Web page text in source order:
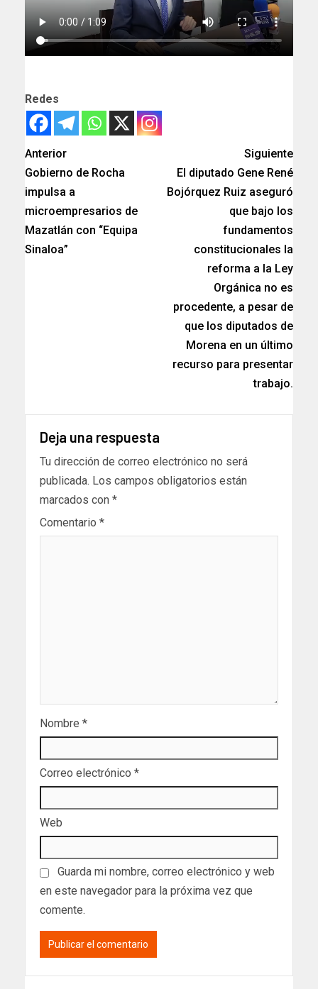
Redes
Anterior
Gobierno de Rocha
impulsa a
microempresarios de
Mazatlán con “Equipa
Sinaloa”
Siguiente
El diputado Gene René
Bojórquez Ruiz aseguró
que bajo los
fundamentos
constitucionales la
reforma a la Ley
Orgánica no es
procedente, a pesar de
que los diputados de
Morena en un último
recurso para presentar
trabajo.
Deja una respuesta
Tu dirección de correo electrónico no será
publicada. Los campos obligatorios están
marcados con *
Comentario *
Nombre *
Correo electrónico *
Web
Guarda mi nombre, correo electrónico y web
en este navegador para la próxima vez que
comente.